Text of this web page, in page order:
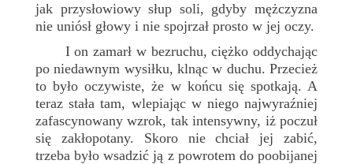
jak przysłowiowy słup soli, gdyby mężczyzna
nie uniósł głowy i nie spojrzał prosto w jej oczy.
I on zamarł w bezruchu, ciężko oddychając
po niedawnym wysiłku, klnąc w duchu. Przecież
to było oczywiste, że w końcu się spotkają. A
teraz stała tam, wlepiając w niego najwyraźniej
zafascynowany wzrok, tak intensywny, iż poczuł
się zakłopotany. Skoro nie chciał jej zabić,
trzeba było wsadzić ją z powrotem do poobijanej